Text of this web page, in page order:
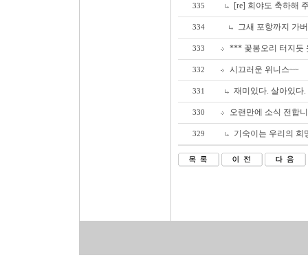
335 [re] 희야도 축하해
334 그새 포항까지 가
333 *** 꽃봉오리 터지듯
332 시끄러운 위니스~~
331 재미있다. 살아있다.
330 오랜만에 소식 전합
329 기숙이는 우리의 희